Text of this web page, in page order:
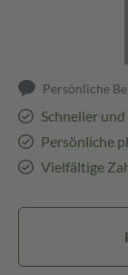
Persönliche
Schneller
Persönliche
Vielfältige